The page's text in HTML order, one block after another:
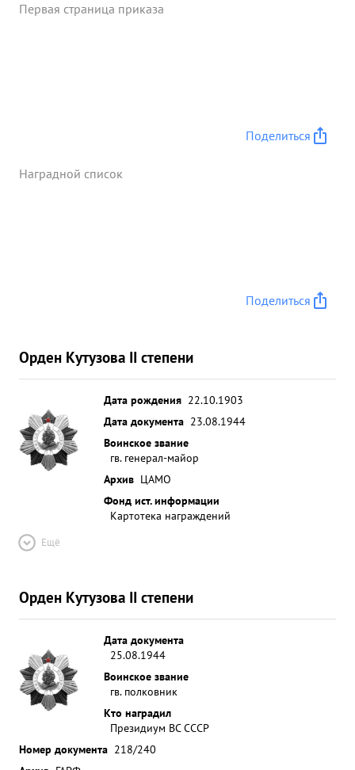
Первая страница приказа
Поделиться
Наградной список
Поделиться
Орден Кутузова II степени
Дата рождения 22.10.1903
Дата документа 23.08.1944
Воинское звание
гв. генерал-майор
Архив ЦАМО
Фонд ист. информации
Картотека награждений
Ещё
Орден Кутузова II степени
Дата документа
25.08.1944
Воинское звание
гв. полковник
Кто наградил
Президиум ВС СССР
Номер документа 218/240